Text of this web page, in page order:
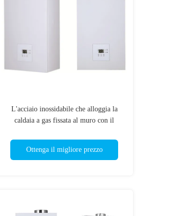
L'acciaio inossidabile che alloggia la
caldaia a gas fissata al muro con il
Ottenga il migliore prezzo